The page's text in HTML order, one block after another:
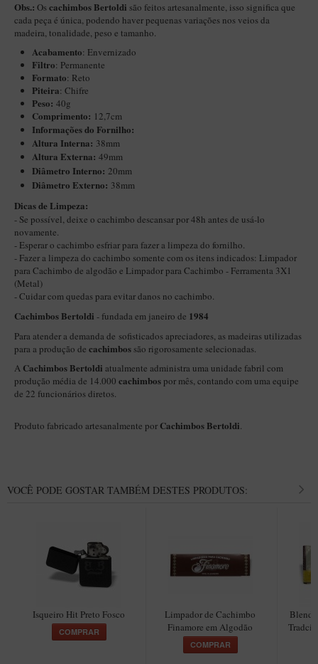
Itália Encerado
Maestro Nacional
Maestro Nacional Encerado
Caboclo - 7 Voltas
Cachimbeco
Churchwarden
Fiore
Giovanni
Jateado
Luiggi
Montana
Mouton
New Rose
New Rose Polido
Petrus
Piccolo
Premium
Encerado
BB Liso e Rústico
Elite Longo
CACHIMBOS ARTESANAIS DE BRIAR ITALIANO
Obs.: Oscachimbos Bertoldi são feitos artesanalmente, isso significa que
cada peça é única, podendo haver pequenas variações nos veios da
madeira, tonalidade, peso e tamanho.
Acabamento: Envernizado
Filtro: Permanente
Formato: Reto
Piteira: Chifre
Peso: 40g
Comprimento: 12,7cm
Informações do Fornilho:
Altura Interna: 38mm
Altura Externa: 49mm
Diâmetro Interno: 20mm
Diâmetro Externo: 38mm
​Dicas de Limpeza:
- Se possível, deixe o cachimbo descansar por 48h antes de usá-lo
novamente.
- Esperar o cachimbo esfriar para fazer a limpeza do fornilho.
- Fazer a limpeza do cachimbo somente com os itens indicados: Limpador
para Cachimbo de algodão e Limpador para Cachimbo - Ferramenta 3X1
(Metal)
- Cuidar com quedas para evitar danos no cachimbo.
Cachimbos Bertoldi - fundada em janeiro de 1984
Para atender a demanda de sofisticados apreciadores, as madeiras utilizadas
para a produção de cachimbos são rigorosamente selecionadas.
A Cachimbos Bertoldi atualmente administra uma unidade fabril com
produção média de 14.000 cachimbos por mês, contando com uma equipe
de 22 funcionários diretos.
Produto fabricado artesanalmente por Cachimbos Bertoldi.
VOCÊ PODE GOSTAR TAMBÉM DESTES PRODUTOS:
Isqueiro Hit Preto Fosco
COMPRAR
Limpador de Cachimbo
Finamore em Algodão
COMPRAR
Blend